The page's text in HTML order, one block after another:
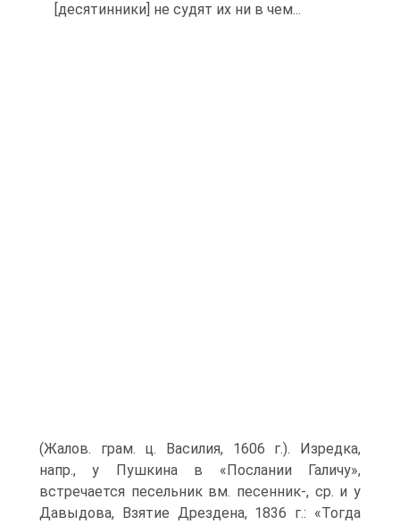
[десятинники] не судят их ни в чем...
(Жалов. грам. ц. Василия, 1606 г.). Изредка,
напр., у Пушкина в «Послании Галичу»,
встречается песельник вм. песенник-, ср. и у
Давыдова, Взятие Дрездена, 1836 г.: «Тогда